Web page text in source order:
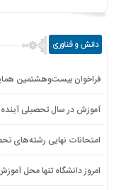
دانش و فناوری
فراخوان بیست‌وهشتمین
آموزش در سال تحصیلی
امتحانات نهایی رشته‌های تحصیلی در ۴
امروز دانشگاه تنها محل